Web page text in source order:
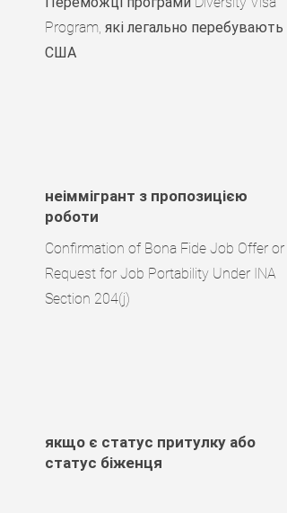
Program, які легально перебувають і
США
неіммігрант з пропозицією
роботи
Confirmation of Bona Fide Job Offer or
Request for Job Portability Under INA
Section 204(j)
якщо є статус притулку або
статус біженця